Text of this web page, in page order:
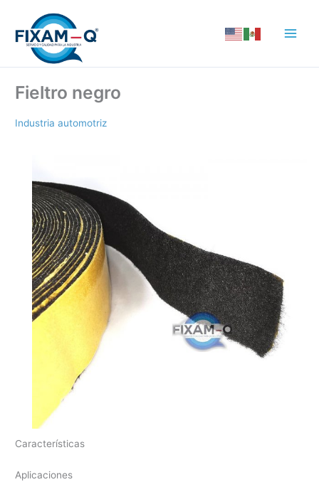
contenido
Fieltro negro
Industria automotriz
Características
Aplicaciones